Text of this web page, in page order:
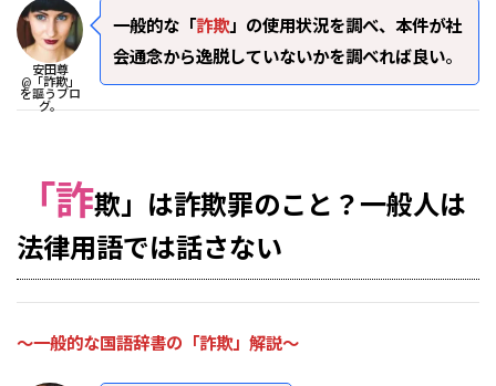
安田尊
@「詐欺」
を謳うブロ
グ。
一般的な「詐欺」の使用状況を調べ、本件が社
会通念から逸脱していないかを調べれば良い。
「詐欺」は詐欺罪のこと？一般人は
法律用語では話さない
～一般的な国語辞書の「詐欺」解説～